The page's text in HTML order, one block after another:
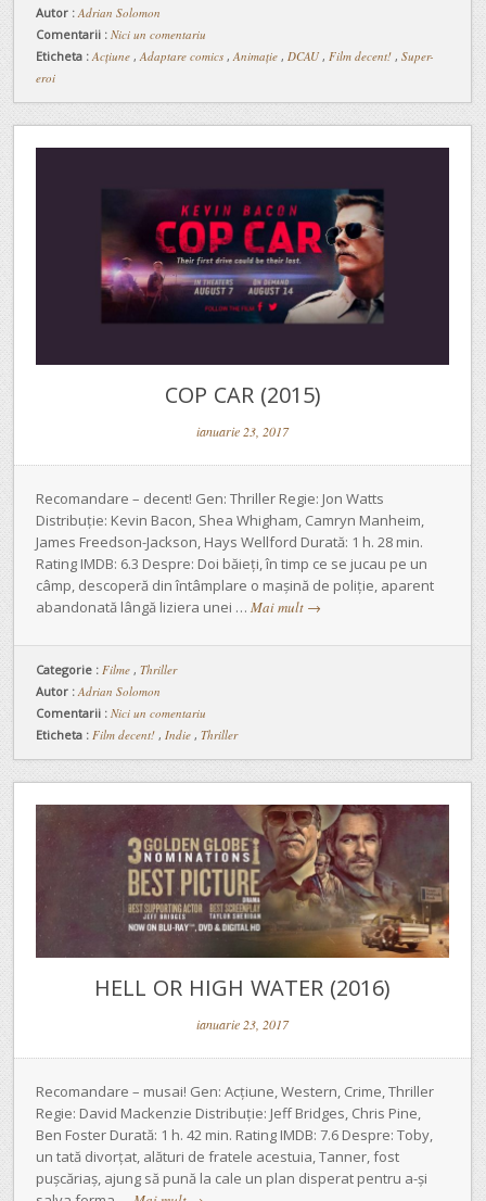
Autor : Adrian Solomon
Comentarii : Nici un comentariu
Eticheta : Acțiune , Adaptare comics , Animație , DCAU, Film decent! , Super-
eroi
COP CAR (2015)
ianuarie 23, 2017
Recomandare – decent! Gen: Thriller Regie: Jon Watts
Distribuție: Kevin Bacon, Shea Whigham, Camryn Manheim,
James Freedson-Jackson, Hays Wellford Durată: 1 h. 28 min.
Rating IMDB: 6.3 Despre: Doi băieți, în timp ce se jucau pe un
câmp, descoperă din întâmplare o mașină de poliție, aparent
abandonată lângă liziera unei … Mai mult →
Categorie : Filme , Thriller
Autor : Adrian Solomon
Comentarii : Nici un comentariu
Eticheta : Film decent! , Indie , Thriller
HELL OR HIGH WATER (2016)
ianuarie 23, 2017
Recomandare – musai! Gen: Acțiune, Western, Crime, Thriller
Regie: David Mackenzie Distribuție: Jeff Bridges, Chris Pine,
Ben Foster Durată: 1 h. 42 min. Rating IMDB: 7.6 Despre: Toby,
un tată divorțat, alături de fratele acestuia, Tanner, fost
pușcăriaș, ajung să pună la cale un plan disperat pentru a-și